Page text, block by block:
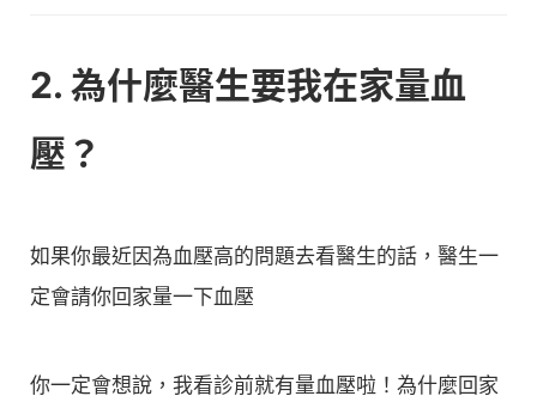
2. 為什麼醫生要我在家量血
壓？
如果你最近因為血壓高的問題去看醫生的話，醫生一
定會請你回家量一下血壓
你一定會想說，我看診前就有量血壓啦！為什麼回家